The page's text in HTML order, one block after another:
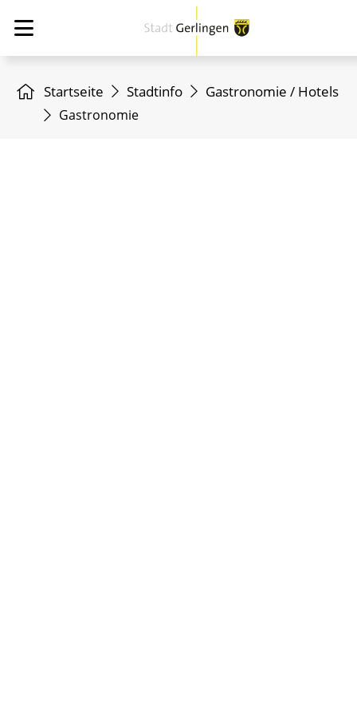
Startseite Stadtinfo Gastronomie / Hotels
Gastronomie